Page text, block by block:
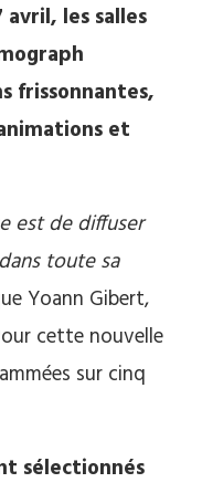
les salles
frissonnantes,
et
est de diffuser
toute sa
Yoann Gibert,
cette nouvelle
sur cinq
sélectionnés